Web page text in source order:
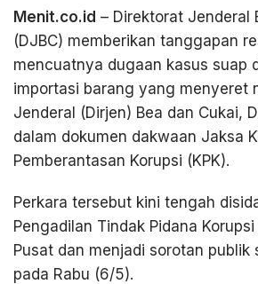
Menit.co.id – Direktorat Jenderal
(DJBC) memberikan tanggapan
mencuatnya dugaan kasus suap
importasi barang yang menyeret
Jenderal (Dirjen) Bea dan Cukai,
dalam dokumen dakwaan Jaksa
Pemberantasan Korupsi (KPK).
Perkara tersebut kini tengah
Pengadilan Tindak Pidana
Pusat dan menjadi sorotan publik
pada Rabu (6/5).